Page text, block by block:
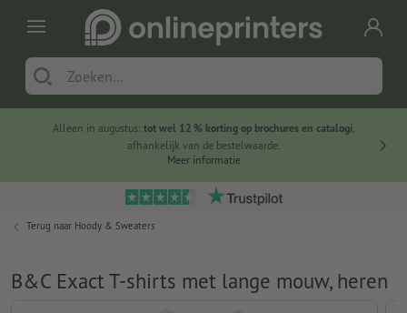
Alleen in augustus: tot wel 12 % korting op brochures en catalogi,
afhankelijk van de bestelwaarde.
Meer informatie
Terug naar Hoody & Sweaters
B&C Exact T-shirts met lange mouw, heren